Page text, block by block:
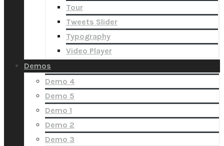
Tour
Tweets Slider
Typography
Video Player
Demos
Demo 4
Demo 5
Demo 1
Demo 2
Demo 3